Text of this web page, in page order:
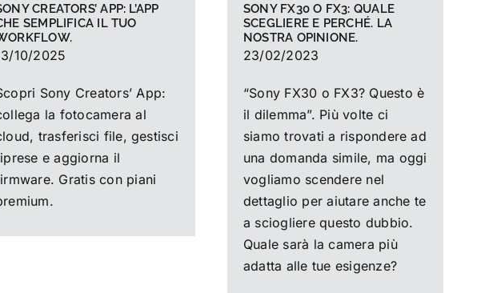
CREATORS’ APP: L’APP
SEMPLIFICA IL TUO
10/2025
Sony Creators’ App:
la fotocamera al
trasferisci file, gestisci
e aggiorna il
Gratis con piani
SONY FX30 O FX3: QUALE
SCEGLIERE E PERCHÉ. LA
NOSTRA OPINIONE.
23/02/2023
“Sony FX30 o FX3? Questo è
il dilemma”. Più volte ci
siamo trovati a rispondere ad
una domanda simile, ma oggi
vogliamo scendere nel
dettaglio per aiutare anche te
a sciogliere questo dubbio.
Quale sarà la camera più
adatta alle tue esigenze?